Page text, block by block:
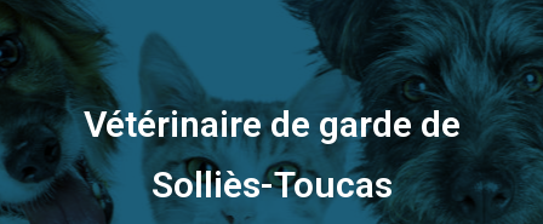
Vétérinaire de garde de
Solliès-Toucas